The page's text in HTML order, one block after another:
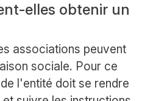
elles obtenir un
associations peuvent
sociale. Pour ce
l'entité doit se rendre